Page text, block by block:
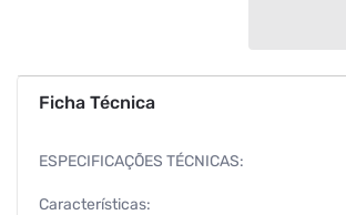
Ficha Técnica
ESPECIFICAÇÕES TÉCNICAS:
Características: